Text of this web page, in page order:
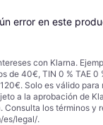
error en este
con Klarna.
de 40€, TIN 0 % TAE 0
Solo es válido para
a la aprobación de
Consulta los términos y
es/legal/.